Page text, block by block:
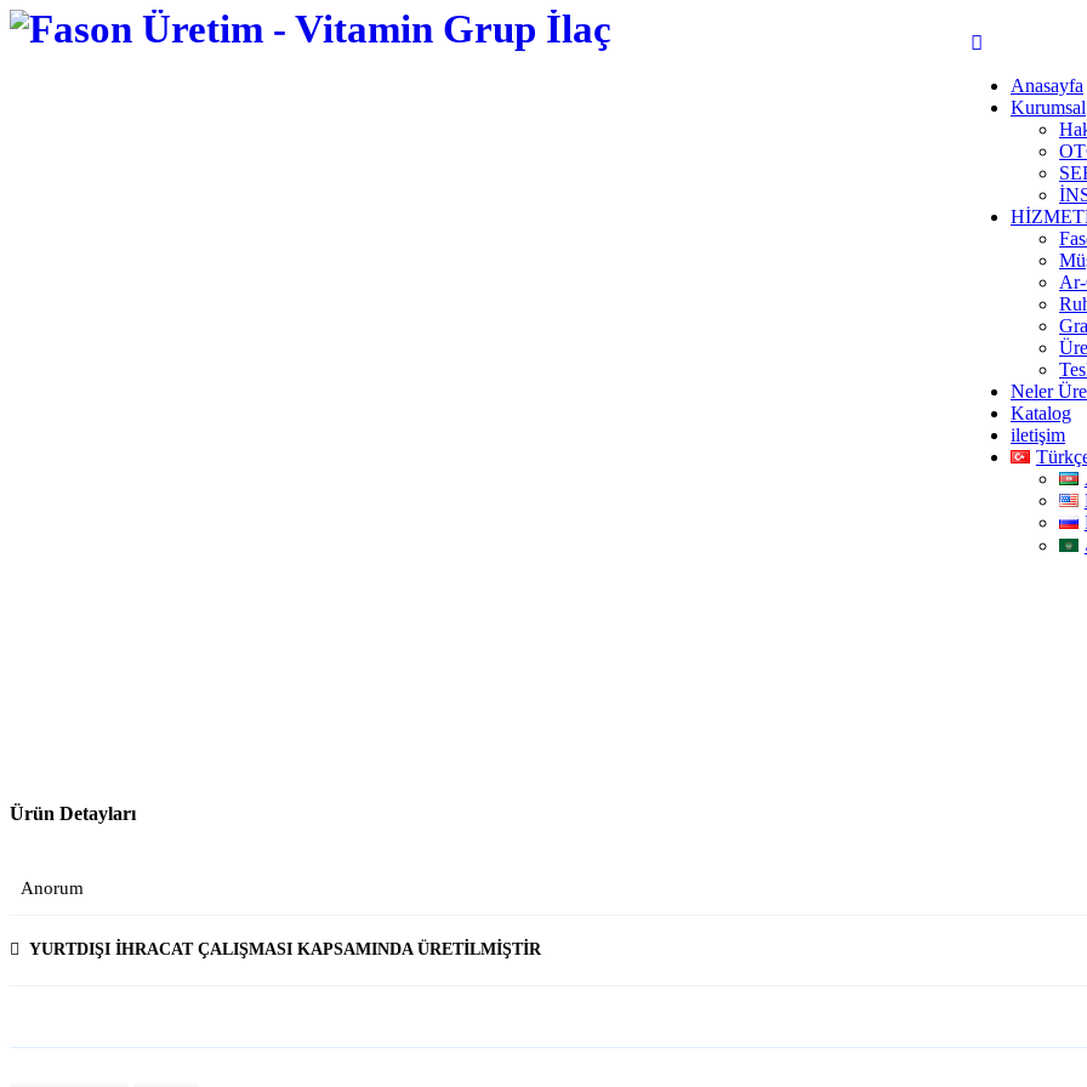
Anasayfa
Kurumsal
Neler
Katalog
iletişim
Ürün Detayları
Anorum
YURTDIŞI İHRACAT ÇALIŞMASI KAPSAMINDA ÜRETİLMİŞTİR